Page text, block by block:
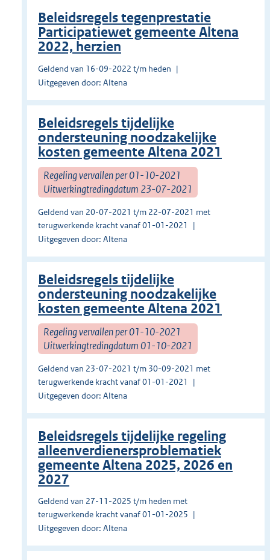
Beleidsregels tegenprestatie
Participatiewet gemeente Altena
2022, herzien
Geldend van 16-09-2022 t/m heden
Uitgegeven door: Altena
Beleidsregels tijdelijke
ondersteuning noodzakelijke
kosten gemeente Altena 2021
Regeling vervallen per 01-10-2021
Uitwerkingtredingdatum 23-07-2021
Geldend van 20-07-2021 t/m 22-07-2021 met
terugwerkende kracht vanaf 01-01-2021
Uitgegeven door: Altena
Beleidsregels tijdelijke
ondersteuning noodzakelijke
kosten gemeente Altena 2021
Regeling vervallen per 01-10-2021
Uitwerkingtredingdatum 01-10-2021
Geldend van 23-07-2021 t/m 30-09-2021 met
terugwerkende kracht vanaf 01-01-2021
Uitgegeven door: Altena
Beleidsregels tijdelijke regeling
alleenverdienersproblematiek
gemeente Altena 2025, 2026 en
2027
Geldend van 27-11-2025 t/m heden met
terugwerkende kracht vanaf 01-01-2025
Uitgegeven door: Altena